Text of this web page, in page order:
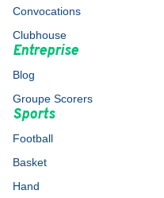
Convocations
Clubhouse
Entreprise
Blog
Groupe Scorers
Sports
Football
Basket
Hand